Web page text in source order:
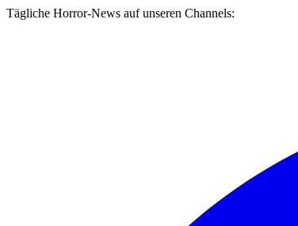
Tägliche Horror-News auf unseren Channels: